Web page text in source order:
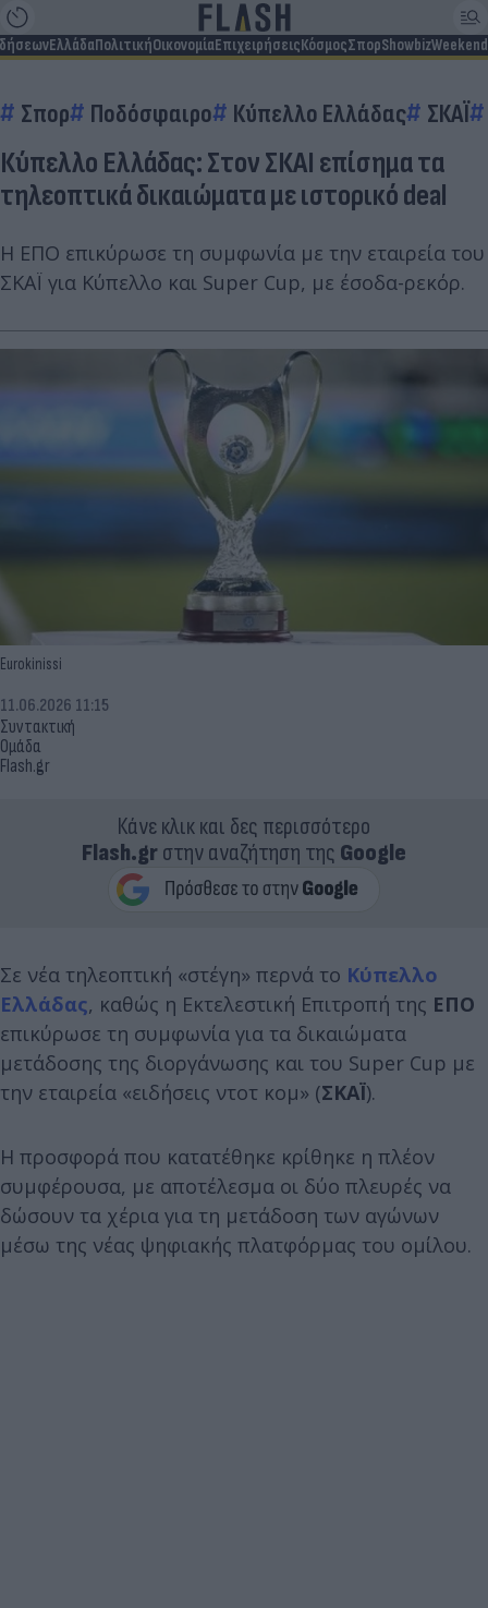
ΕλλάδαΠολιτικήΟικονομίαΕπιχειρήσειςΚόσμοςΣπορShowbizWeekend
Σπορ Ποδόσφαιρο Κύπελλο Ελλάδας ΣΚΑΪ
Κύπελλο Ελλάδας: Στον ΣΚΑΙ επίσημα τα
τηλεοπτικά δικαιώματα με ιστορικό deal
Η ΕΠΟ επικύρωσε τη συμφωνία με την εταιρεία του
ΣΚΑΪ για Κύπελλο και Super Cup, με έσοδα-ρεκόρ.
Eurokinissi
Συντακτική
Ομάδα
Flash.gr
11.06.2026 11:15
Κάνε κλικ και δες περισσότερο
Flash.grστην αναζήτηση της Google
Σε νέα τηλεοπτική «στέγη» περνά το Κύπελλο
Ελλάδας, καθώς η Εκτελεστική Επιτροπή της ΕΠΟ
επικύρωσε τη συμφωνία για τα δικαιώματα
μετάδοσης της διοργάνωσης και του Super Cup με
την εταιρεία «ειδήσεις ντοτ κομ» (ΣΚΑΪ).
Η προσφορά που κατατέθηκε κρίθηκε η πλέον
συμφέρουσα, με αποτέλεσμα οι δύο πλευρές να
δώσουν τα χέρια για τη μετάδοση των αγώνων
μέσω της νέας ψηφιακής πλατφόρμας του ομίλου.